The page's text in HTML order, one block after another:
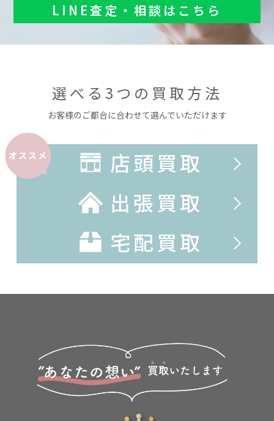
LINE査定・相談はこちら
選べる3つの買取方法
お客様のご都合に合わせて選んでいただけます
オススメ
店頭買取
出張買取
宅配買取